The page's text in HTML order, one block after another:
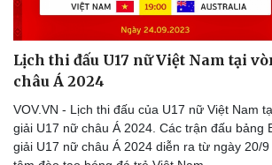
Lịch thi đấu U17 nữ Việt Nam tại
châu Á 2024
VOV.VN - Lịch thi đấu của U17 nữ Việt Nam
giải U17 nữ châu Á 2024. Các trận đấu bảng
giải U17 nữ châu Á 2024 diễn ra từ ngày 20/